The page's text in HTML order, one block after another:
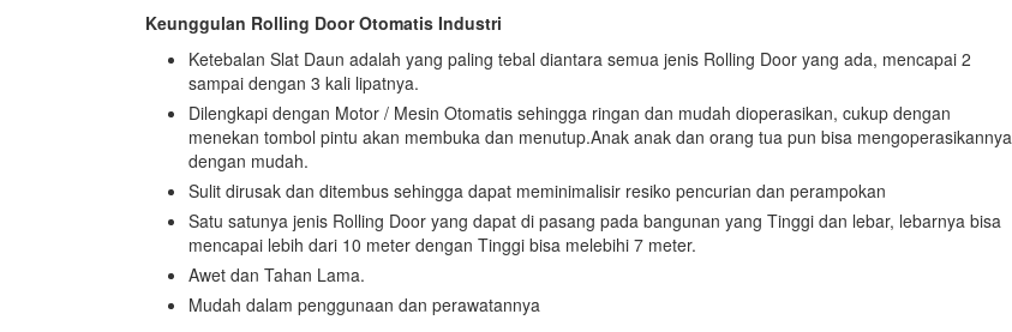
Keunggulan Rolling Door Otomatis Industri
Ketebalan Slat Daun adalah yang paling tebal diantara semua jenis Rolling Door yang ada, mencapai 2
sampai dengan 3 kali lipatnya.
Dilengkapi dengan Motor / Mesin Otomatis sehingga ringan dan mudah dioperasikan, cukup dengan
menekan tombol pintu akan membuka dan menutup.Anak anak dan orang tua pun bisa mengoperasikannya
dengan mudah.
Sulit dirusak dan ditembus sehingga dapat meminimalisir resiko pencurian dan perampokan
Satu satunya jenis Rolling Door yang dapat di pasang pada bangunan yang Tinggi dan lebar, lebarnya bisa
mencapai lebih dari 10 meter dengan Tinggi bisa melebihi 7 meter.
Awet dan Tahan Lama.
Mudah dalam penggunaan dan perawatannya